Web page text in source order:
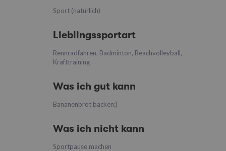
Sport (natürlich)
Lieblingssportart
Rennradfahren, Badminton, Beachvolleyball,
Krafttraining
Was ich gut kann
Bananenbrot backen:)
Was ich nicht kann
Sportpause machen